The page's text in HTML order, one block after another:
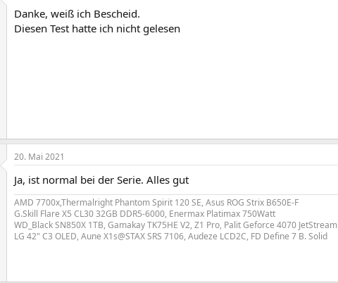
i
o
Danke, weiß ich Bescheid.
Diesen Test hatte ich nicht gelesen
20. Mai 2021
Ja, ist normal bei der Serie. Alles gut
AMD 7700x,Thermalright Phantom Spirit 120 SE, Asus ROG Strix B650E-F
G.Skill Flare X5 CL30 32GB DDR5-6000, Enermax Platimax 750Watt
WD_Black SN850X 1TB, Gamakay TK75HE V2, Z1 Pro, Palit Geforce 4070 JetStream
LG 42" C3 OLED, Aune X1s@STAX SRS 7106, Audeze LCD2C, FD Define 7 B. Solid